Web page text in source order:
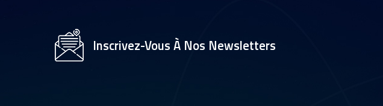
résolution 4K
Inscrivez-Vous À Nos Newsletters